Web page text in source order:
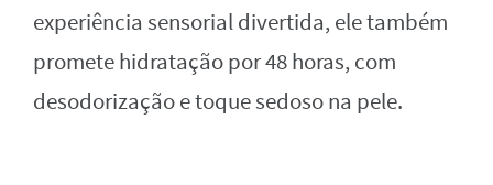
experiência sensorial divertida, ele também
promete hidratação por 48 horas, com
desodorização e toque sedoso na pele.